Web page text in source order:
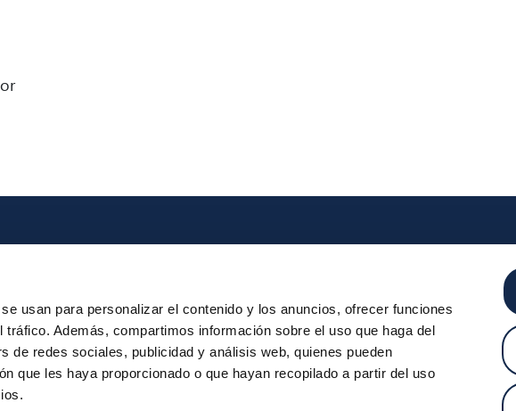
usan para personalizar el contenido y los anuncios, ofrecer funciones
Además, compartimos información sobre el uso que haga del
de redes sociales, publicidad y análisis web, quienes pueden
que les haya proporcionado o que hayan recopilado a partir del uso
Annual Reports
Instant Credit Transfers
RTP
About the SDA